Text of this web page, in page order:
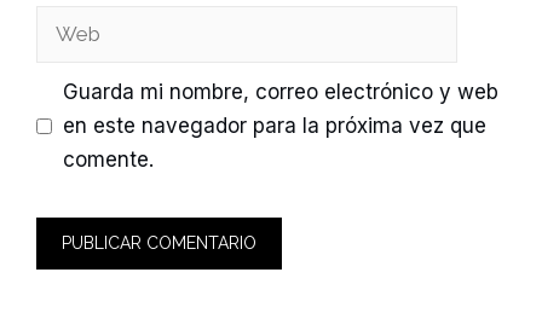
Web
Guarda mi nombre, correo electrónico y web
en este navegador para la próxima vez que
comente.